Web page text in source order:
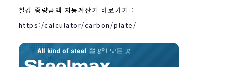
철강 중량금액 자동계산기 바로가기 :
https:/calculator/carbon/plate/